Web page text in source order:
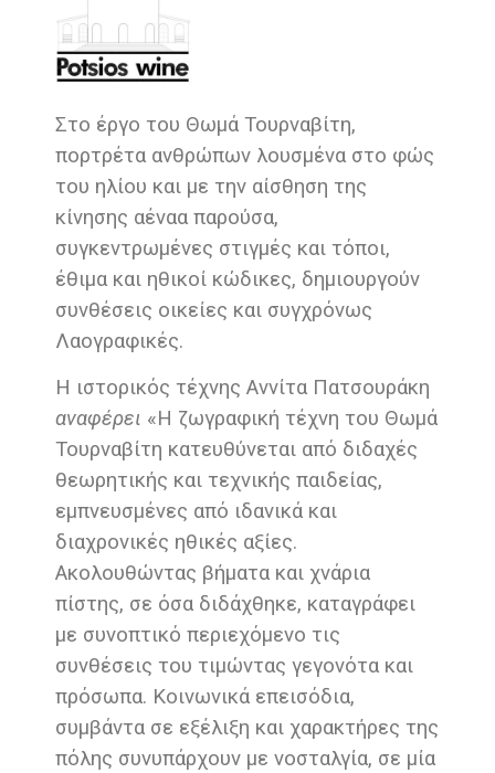
Στο έργο του Θωμά Τουρναβίτη,
πορτρέτα ανθρώπων λουσμένα στο φώς
του ηλίου και με την αίσθηση της
κίνησης αέναα παρούσα,
συγκεντρωμένες στιγμές και τόποι,
έθιμα και ηθικοί κώδικες, δημιουργούν
συνθέσεις οικείες και συγχρόνως
Λαογραφικές.
Η ιστορικός τέχνης Αννίτα Πατσουράκη
αναφέρει «Η ζωγραφική τέχνη του Θωμά
Τουρναβίτη κατευθύνεται από διδαχές
θεωρητικής και τεχνικής παιδείας,
εμπνευσμένες από ιδανικά και
διαχρονικές ηθικές αξίες.
Ακολουθώντας βήματα και χνάρια
πίστης, σε όσα διδάχθηκε, καταγράφει
με συνοπτικό περιεχόμενο τις
συνθέσεις του τιμώντας γεγονότα και
πρόσωπα. Κοινωνικά επεισόδια,
συμβάντα σε εξέλιξη και χαρακτήρες της
πόλης συνυπάρχουν με νοσταλγία, σε μία